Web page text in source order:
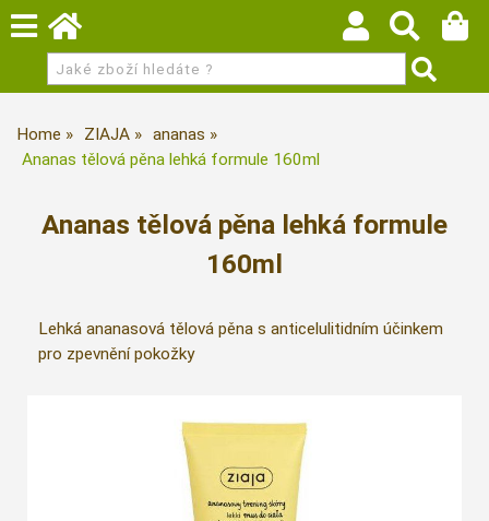
Home ZIAJA
ananas
Ananas tělová pěna lehká formule 160ml
Ananas tělová pěna lehká formule
160ml
Lehká ananasová tělová pěna s anticelulitidním účinkem
pro zpevnění pokožky